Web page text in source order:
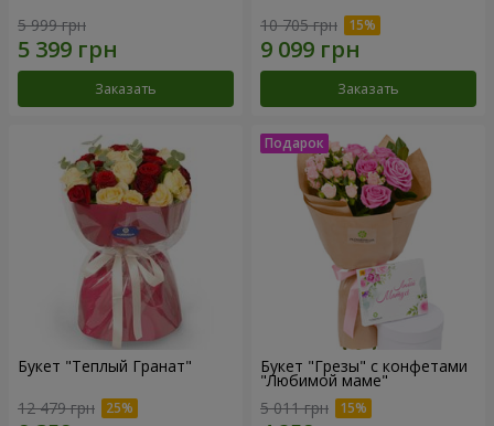
5 999 грн
Заказать
10 705 грн
Заказать
Букет "Теплый Гранат"
12 479 грн
Букет "Грезы" с конфетами
"Любимой маме"
5 011 грн